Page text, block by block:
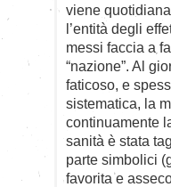
viene
l’entità degli
messi faccia a
“nazione”. Al
faticoso, e
sistematica, la
continuamente
sanità è stata
parte simbolici
favorita e